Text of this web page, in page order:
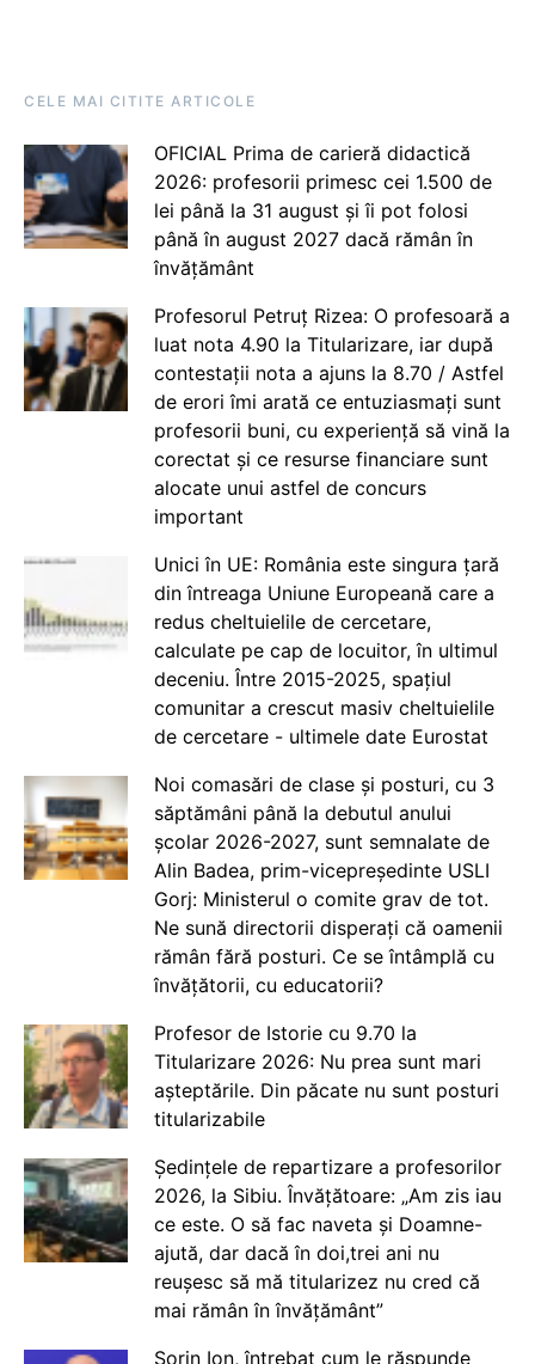
CELE MAI CITITE ARTICOLE
OFICIAL Prima de carieră didactică
2026: profesorii primesc cei 1.500 de
lei până la 31 august și îi pot folosi
până în august 2027 dacă rămân în
învățământ
Profesorul Petruț Rizea: O profesoară a
luat nota 4.90 la Titularizare, iar după
contestații nota a ajuns la 8.70 / Astfel
de erori îmi arată ce entuziasmați sunt
profesorii buni, cu experiență să vină la
corectat și ce resurse financiare sunt
alocate unui astfel de concurs
important
Unici în UE: România este singura țară
din întreaga Uniune Europeană care a
redus cheltuielile de cercetare,
calculate pe cap de locuitor, în ultimul
deceniu. Între 2015-2025, spațiul
comunitar a crescut masiv cheltuielile
de cercetare - ultimele date Eurostat
Noi comasări de clase și posturi, cu 3
săptămâni până la debutul anului
școlar 2026-2027, sunt semnalate de
Alin Badea, prim-vicepreședinte USLI
Gorj: Ministerul o comite grav de tot.
Ne sună directorii disperați că oamenii
rămân fără posturi. Ce se întâmplă cu
învățătorii, cu educatorii?
Profesor de Istorie cu 9.70 la
Titularizare 2026: Nu prea sunt mari
așteptările. Din păcate nu sunt posturi
titularizabile
Ședințele de repartizare a profesorilor
2026, la Sibiu. Învățătoare: „Am zis iau
ce este. O să fac naveta și Doamne-
ajută, dar dacă în doi,trei ani nu
reușesc să mă titularizez nu cred că
mai rămân în învățământ”
Sorin Ion, întrebat cum le răspunde